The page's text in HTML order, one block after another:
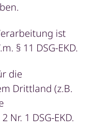
ist
§ 11 DSG-EKD.
die
Drittland (z.B.
Nr. 1 DSG-EKD.